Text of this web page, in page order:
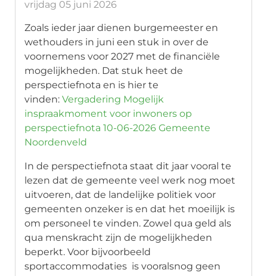
vrijdag 05 juni 2026
Zoals ieder jaar dienen burgemeester en
wethouders in juni een stuk in over de
voornemens voor 2027 met de financiële
mogelijkheden. Dat stuk heet de
perspectiefnota en is hier te
vinden: Vergadering Mogelijk
inspraakmoment voor inwoners op
perspectiefnota 10-06-2026 Gemeente
Noordenveld
In de perspectiefnota staat dit jaar vooral te
lezen dat de gemeente veel werk nog moet
uitvoeren, dat de landelijke politiek voor
gemeenten onzeker is en dat het moeilijk is
om personeel te vinden. Zowel qua geld als
qua menskracht zijn de mogelijkheden
beperkt. Voor bijvoorbeeld
sportaccommodaties is vooralsnog geen